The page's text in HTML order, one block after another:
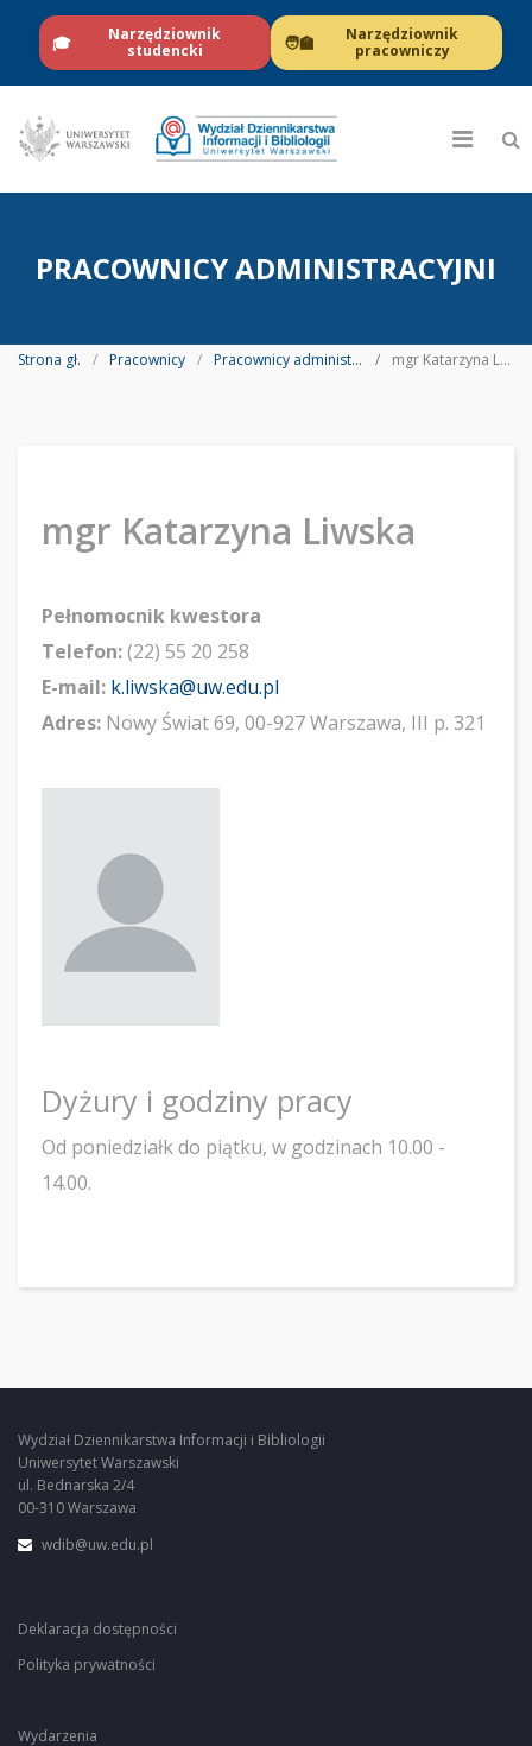
🎓
Narzędziownik
studencki
🧑‍🏫
Narzędziownik
pracowniczy
PRACOWNICY ADMINISTRACYJNI
Strona gł. Pracownicy Pracownicy administracyjni mgr Katarzyna Liwska
mgr Katarzyna Liwska
Pełnomocnik kwestora
Telefon:(22) 55 20 258
E-mail: k.liwska@uw.edu.pl
Adres: Nowy Świat 69, 00-927 Warszawa, III p. 321
Dyżury i godziny pracy
Od poniedziałk do piątku, w godzinach 10.00 -
14.00.
Wydział Dziennikarstwa Informacji i Bibliologii
Uniwersytet Warszawski
ul. Bednarska 2/4
00-310 Warszawa
wdib@uw.edu.pl
Deklaracja dostępności
Polityka prywatności
Wydarzenia